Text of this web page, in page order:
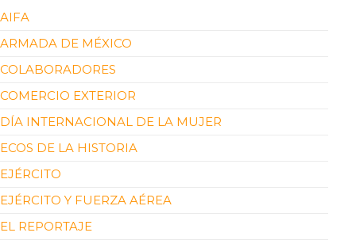
AIFA
ARMADA DE MÉXICO
COLABORADORES
COMERCIO EXTERIOR
DÍA INTERNACIONAL DE LA MUJER
ECOS DE LA HISTORIA
EJÉRCITO
EJÉRCITO Y FUERZA AÉREA
EL REPORTAJE